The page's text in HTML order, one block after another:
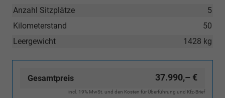
5
Anzahl Sitzplätze
50
Kilometerstand
1428 kg
Leergewicht
Gesamtpreis 37.990,– €
incl. 19% MwSt. und den Kosten für Überführung und Kfz-Brief